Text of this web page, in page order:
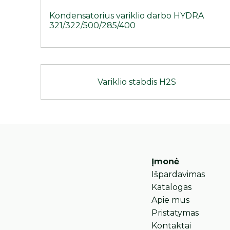
Kondensatorius variklio darbo HYDRA
321/322/500/285/400
Variklio stabdis H2S
Įmonė
Išpardavimas
Katalogas
Apie mus
Pristatymas
Kontaktai